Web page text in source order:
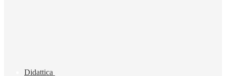
Didattica